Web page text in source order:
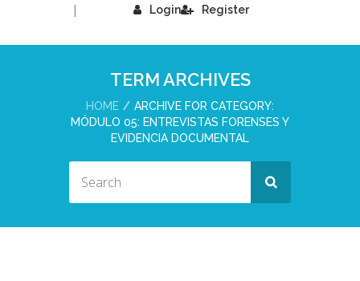
Login
| Register
TERM ARCHIVES
HOME
ARCHIVE FOR CATEGORY:
MÓDULO 05: ENTREVISTAS FORENSES Y
EVIDENCIA DOCUMENTAL